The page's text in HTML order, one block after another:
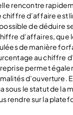
rencontre
chiffre d’affaire est
possible de déduire
d’affaires, que
de manière
au chiffre
permet
d’ouverture.
sous le statut de la
rendre sur la